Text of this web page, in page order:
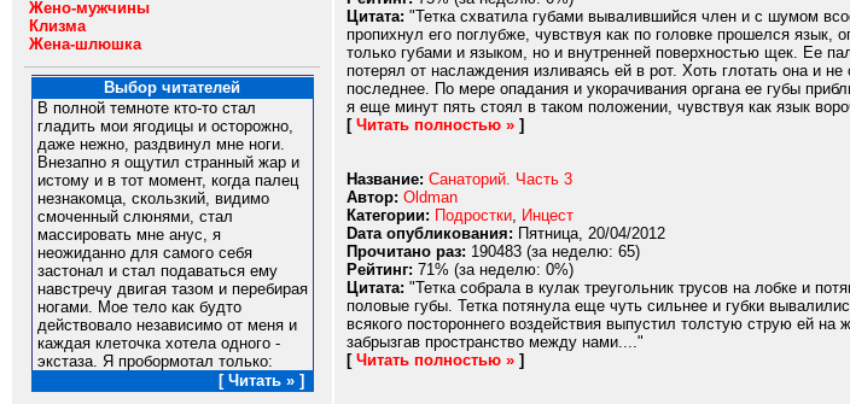
Жено-мужчины
Клизма
Жена-шлюшка
Выбор читателей
В полной темноте кто-то стал
гладить мои ягодицы и осторожно,
даже нежно, раздвинул мне ноги.
Внезапно я ощутил странный жар и
истому и в тот момент, когда палец
незнакомца, скользкий, видимо
смоченный слюнями, стал
массировать мне анус, я
неожиданно для самого себя
застонал и стал подаваться ему
навстречу двигая тазом и перебирая
ногами. Мое тело как будто
действовало независимо от меня и
каждая клеточка хотела одного -
экстаза. Я пробормотал только:
[ Читать » ]
Цитата: "Тетка схватила губами вывалившийся член и с шумом
пропихнул его поглубже, чувствуя как по головке прошелся язык,
только губами и языком, но и внутренней поверхностью щек. Ее
потерял от наслаждения изливаясь ей в рот. Хоть глотать она и
последнее. По мере опадания и укорачивания органа ее губы
я еще минут пять стоял в таком положении, чувствуя как язык
[ Читать полностью » ]
Название: Санаторий. Часть 3
Автор: Oldman
Категории: Подростки, Инцест
Dата опубликования: Пятница, 20/04/2012
Прочитано раз: 190483 (за неделю: 65)
Рейтинг: 71% (за неделю: 0%)
Цитата: "Тетка собрала в кулак треугольник трусов на лобке и
половые губы. Тетка потянула еще чуть сильнее и губки
всякого постороннего воздействия выпустил толстую струю ей
забрызгав пространство между нами...."
[ Читать полностью » ]